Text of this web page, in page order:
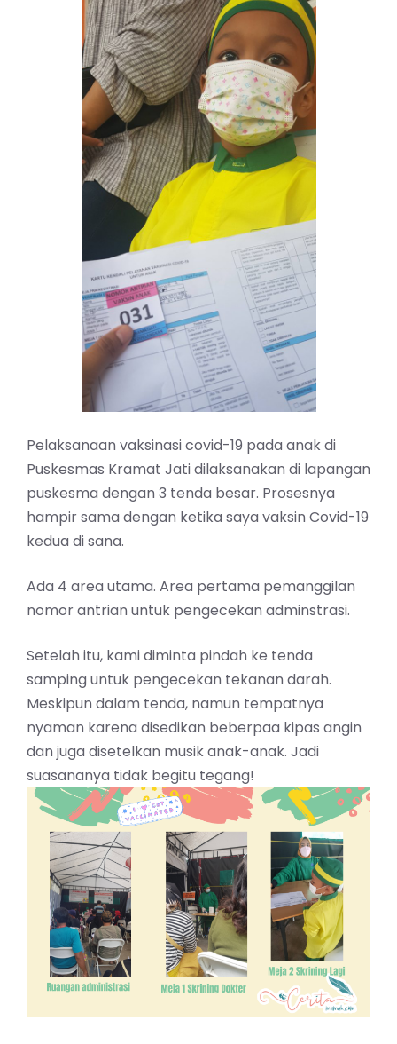
Pelaksanaan vaksinasi covid-19 pada anak di
Puskesmas Kramat Jati dilaksanakan di lapangan
puskesma dengan 3 tenda besar. Prosesnya
hampir sama dengan ketika saya vaksin Covid-19
kedua di sana.
Ada 4 area utama. Area pertama pemanggilan
nomor antrian untuk pengecekan adminstrasi.
Setelah itu, kami diminta pindah ke tenda
samping untuk pengecekan tekanan darah.
Meskipun dalam tenda, namun tempatnya
nyaman karena disedikan beberpaa kipas angin
dan juga disetelkan musik anak-anak. Jadi
suasananya tidak begitu tegang!